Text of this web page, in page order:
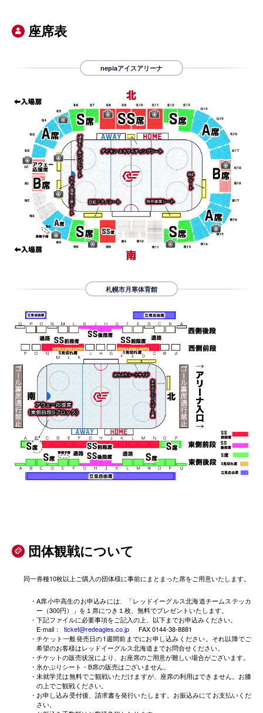
 座席表
nepiaアイスアリーナ
札幌市月寒体育館
 団体観戦について
同一券種10枚以上ご購入の団体様に事前にまとまった席をご用意いたします。
・A席小中高生のお申込みには、「レッドイーグルス北海道チームステッカ
ー（300円）」を１席につき１枚、無料でプレゼントいたします。
・下記ファイルに必要事項をご記入の上、以下までお申込みください。
E-mail：
ticket@redeagles.co.jp
FAX 0144-38-8881
・チケット一般発売日の1週間前までにお申し込みください。それ以降でご
希望のお客様はレッドイーグルス北海道までお問合せください。
・チケットの販売状況により、お座席のご用意が難しい場合がございます。
・氷かぶりシート・B席の販売はございません。
・未就学児は無料でご観戦いただけますが、座席の利用はできません。お膝
の上でご観戦ください。
・お申し込み受付後、請求書を発行いたします。お振込みにてお支払いくだ
さい。